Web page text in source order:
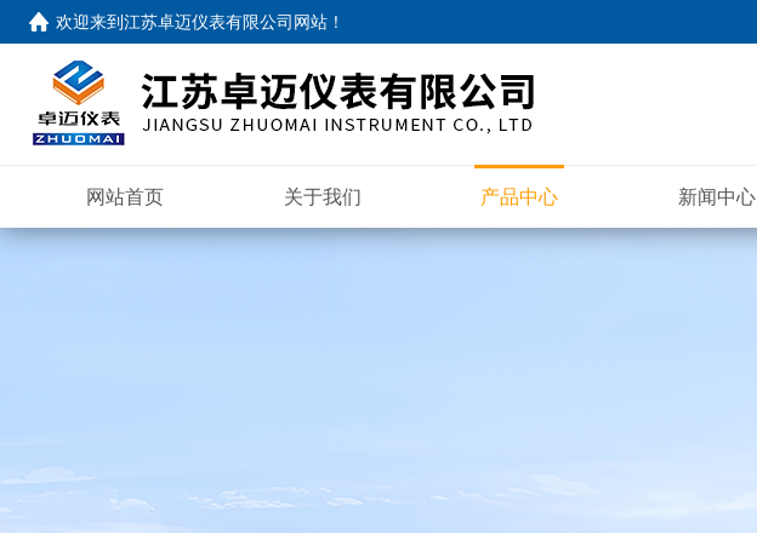
欢迎来到江苏卓迈仪表有限公司网站 ！
网站首页 关于我们 产品中心 新闻中心